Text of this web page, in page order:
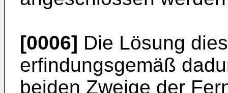
[0006] Die Lösung
erfindungsgemäß
beiden Zweige der